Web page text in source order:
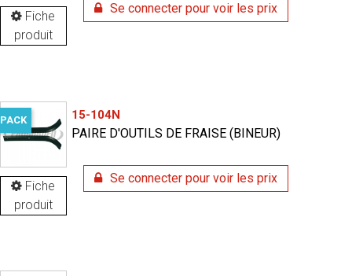
Fiche
produit
Se connecter pour voir les prix
Fiche
produit
PACK 15-104N
PAIRE D'OUTILS DE FRAISE (BINEUR)
Se connecter pour voir les prix